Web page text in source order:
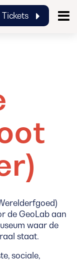
Tickets
de GeoLab aan
waar de
staat.
sociale,